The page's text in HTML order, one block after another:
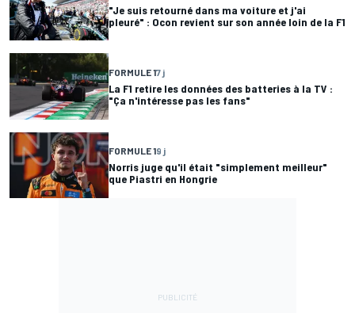
"Je suis retourné dans ma voiture et j'ai
pleuré" : Ocon revient sur son année loin de la F1
FORMULE 17 j
La F1 retire les données des batteries à la TV :
"Ça n'intéresse pas les fans"
FORMULE 19 j
Norris juge qu'il était "simplement meilleur"
que Piastri en Hongrie